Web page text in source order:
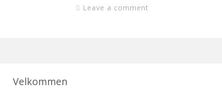
Leave a comment
Velkommen